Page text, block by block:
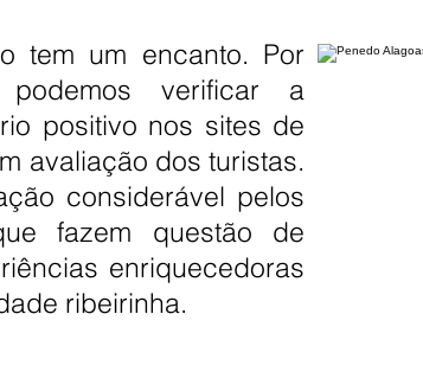
tem um encanto. Por
verificar a
positivo nos sites de
avaliação dos turistas.
considerável pelos
fazem questão de
enriquecedoras
ribeirinha.